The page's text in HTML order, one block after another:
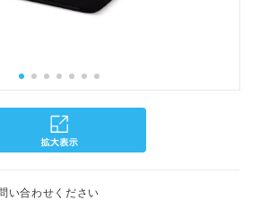
い合わせください